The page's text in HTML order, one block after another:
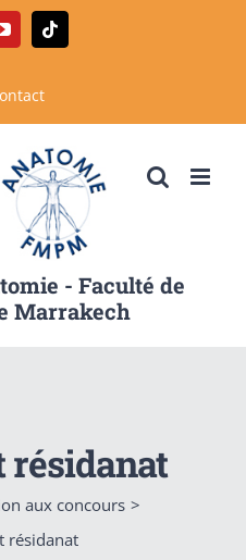
YouTubeTiktok
- Faculté de
Marrakech
résidanat
aux concours
résidanat